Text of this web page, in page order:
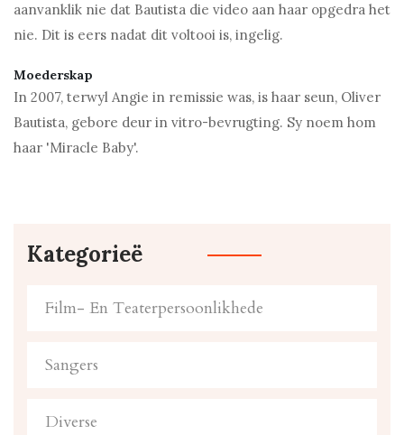
aanvanklik nie dat Bautista die video aan haar opgedra het
nie. Dit is eers nadat dit voltooi is, ingelig.
Moederskap
In 2007, terwyl Angie in remissie was, is haar seun, Oliver
Bautista, gebore deur in vitro-bevrugting. Sy noem hom
haar 'Miracle Baby'.
Kategorieë
Film- En Teaterpersoonlikhede
Sangers
Diverse